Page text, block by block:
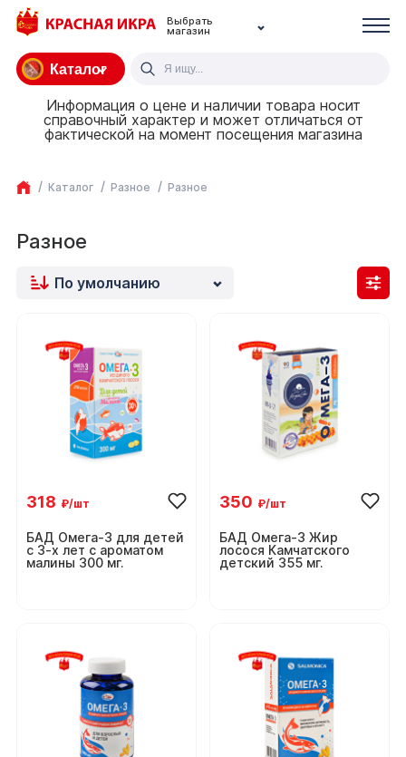
Выбрать
магазин
Каталог
Информация о цене и наличии товара носит
справочный характер и может отличаться от
фактической на момент посещения магазина
Каталог Разное Разное
Разное
По умолчанию
318 ₽/шт
БАД Омега-3 для детей
с 3-х лет с ароматом
малины 300 мг.
350 ₽/шт
БАД Омега-3 Жир
лосося Камчатского
детский 355 мг.